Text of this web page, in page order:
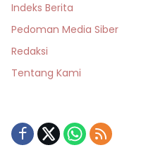
Indeks Berita
Pedoman Media Siber
Redaksi
Tentang Kami